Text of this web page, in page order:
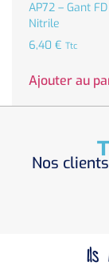
AP72 – Gant
Nitrile
6,40 € Ttc
Ajouter au
Nos